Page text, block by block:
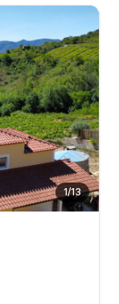
1/13